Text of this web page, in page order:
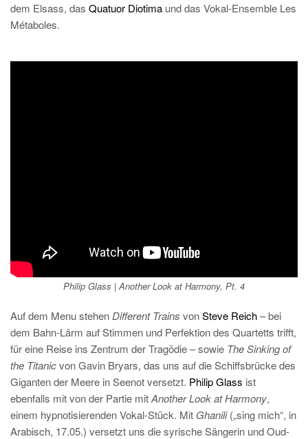
dem Elsass, das Quatuor Diotima und das Vokal-Ensemble Les
Métaboles.
Philip Glass | Another Look at Harmony, Pt. 4
Auf dem Menu stehen Different Trains vonSteve Reich– bei
dem Bahn-Lärm auf Stimmen und Perfektion des Quartetts trifft,
für eine Reise ins Zentrum der Tragödie – sowie The Sinking of
the Titanicvon Gavin Bryars, das uns auf die Schiffsbrücke des
Giganten der Meere in Seenot versetzt. Philip Glass ist
ebenfalls mit von der Partie mitAnother Look at Harmony,
einem hypnotisierenden Vokal-Stück. Mit Ghanili(„sing mich“, in
Arabisch, 17.05.) versetzt uns die syrische Sängerin und Oud-